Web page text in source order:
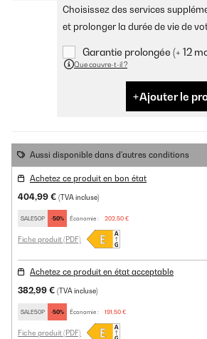
Choisissez des services
et prolonger la durée de vie de
Garantie prolongée (+ 12
Que couvre-t-il ?
Ajouter le
Aussi disponible dans d'autres conditions
Achetez ce produit en bon état
404,99 € (TVA incluse)
SALE50P -50% Économie : 202,50 €
Fiche produit (PDF)
Achetez ce produit en état acceptable
382,99 € (TVA incluse)
SALE50P -50% Économie : 191,50 €
Fiche produit (PDF)